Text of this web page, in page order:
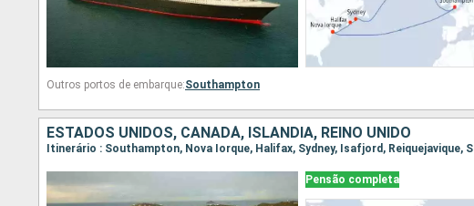
Outros portos de embarque:Southampton
ESTADOS UNIDOS, CANADÁ, ISLÂNDIA, REINO UNIDO
Itinerário : Southampton, Nova Iorque, Halifax, Sydney, Isafjord, Reiquejavique,
Pensão completa